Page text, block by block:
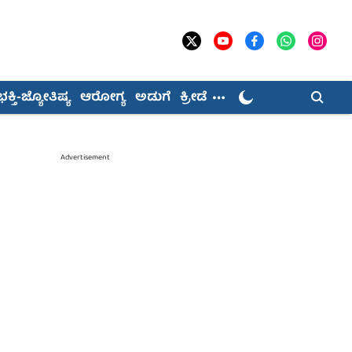
ಜ್ಯೋತಿಷ್ಯ ಆರೋಗ್ಯ ಅಡುಗೆ ಕ್ರೀಡೆ
Advertisement